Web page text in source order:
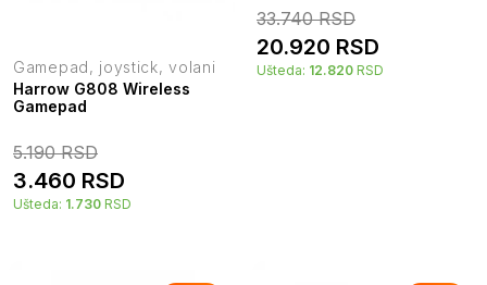
Gamepad, joystick, volani
Harrow G808 Wireless
Gamepad
5.190RSD
3.460 RSD
Ušteda: 1.730 RSD
33.740RSD
20.920 RSD
Ušteda: 12.820 RSD